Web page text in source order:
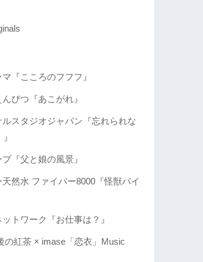
『こころのフフフ』
ぴつ『あこがれ』
ルスタジオジャパン『忘れられな
『父と娘の風景』
然水 ファイバー8000『怪獣バイ
トワーク『お仕事は？』
の紅茶 × imase「恋衣」Music